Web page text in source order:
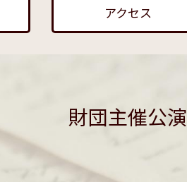
アクセス
財団主催公演